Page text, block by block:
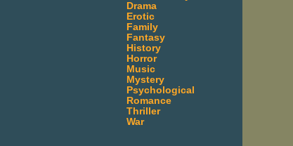
Drama
Erotic
Family
Fantasy
History
Horror
Music
Mystery
Psychological
Romance
Thriller
War